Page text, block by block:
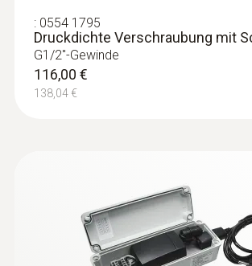
: 0554 1795
Druckdichte Verschraubung mit
G1/2''-Gewinde
116,00 €
138,04 €